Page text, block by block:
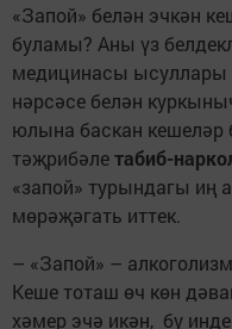
«Запой» белән эчкән
буламы? Аны үз
медицинасы ысуллары
нәрсәсе белән
юлына баскан кешеләр
тәҗрибәлетабиб-
«запой» турындагы иң
мөрәҗәгать иттек.
– «Запой» –
Кеше тоташ өч көн
хәмер эчә икән, бу